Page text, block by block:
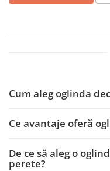
Cum aleg oglinda
Ce avantaje oferă
De ce să aleg o
perete?